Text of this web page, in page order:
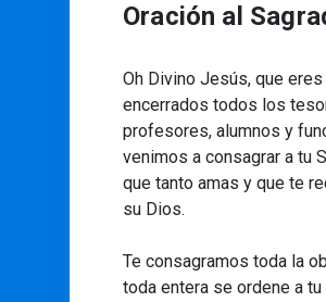
Oración al
Oh Divino Jesús, que
encerrados todos los
profesores, alumnos y
venimos a consagrar a tu
que tanto amas y que te
su Dios.
Te consagramos toda la
toda entera se ordene a